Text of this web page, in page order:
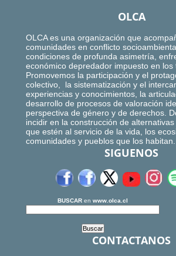
OLCA
OLCA es una organización que
comunidades en conflicto
condiciones de profunda asimetría,
económico depredador impuesto en los
Promovemos la participación y el
colectivo, la sistematización y el
experiencias y conocimientos, la
desarrollo de procesos de valoración
perspectiva de género y de derechos.
incidir en la construcción de
que estén al servicio de la vida, los
comunidades y pueblos que los habitan.
SIGUENOS
BUSCAR en www.olca.cl
CONTACTANOS